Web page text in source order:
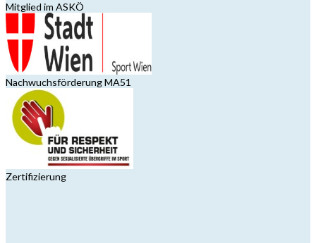
Mitglied im ASKÖ
Nachwuchsförderung MA51
Zertifizierung